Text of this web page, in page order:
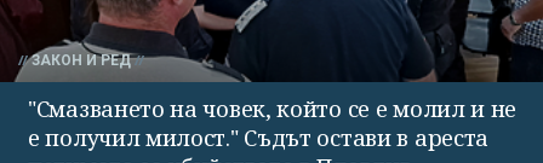
ЗАКОН И РЕД
"Смазването на човек, който се е молил и не
е получил милост." Съдът остави в ареста